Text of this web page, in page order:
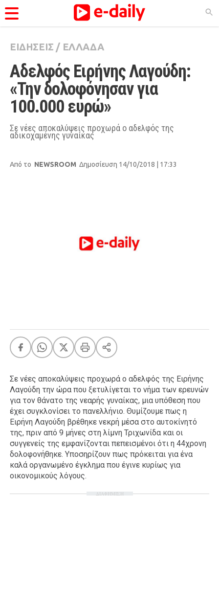
ΚΑΤΗΓΟΡΊΕΣ
Ειδήσεις
Θέματα
Videos
Podcasts
Life
A-List LGBTQI+
LIFE
Food
Body+Mind
Ταξίδια
Style
Σπίτι
Family
Σχέσεις
ΕΙΔΗΣΕΙΣ / ΕΛΛΑΔΑ
Aδελφός Ειρήνης Λαγούδη:
«Την δολοφόνησαν για
100.000 ευρώ»
Σε νέες αποκαλύψεις προχωρά ο αδελφός της
αδικοχαμένης γυναίκας
Από το NEWSROOM Δημοσίευση 14/10/2018 | 17:33
Σε νέες αποκαλύψεις προχωρά ο αδελφός της Ειρήνης
Λαγούδη την ώρα που ξετυλίγεται το νήμα των ερευνών
για τον θάνατο της νεαρής γυναίκας, μια υπόθεση που
έχει συγκλονίσει το πανελλήνιο. Θυμίζουμε πως η
Ειρήνη Λαγούδη βρέθηκε νεκρή μέσα στο αυτοκίνητό
της, πριν από 9 μήνες στη λίμνη Τριχωνίδα και οι
συγγενείς της εμφανίζονται πεπεισμένοι ότι η 44χρονη
δολοφονήθηκε. Υποσηρίζουν πως πρόκειται για ένα
καλά οργανωμένο έγκλημα που έγινε κυρίως για
οικονομικούς λόγους.
ΔΙΑΦΗΜΙΣΗ